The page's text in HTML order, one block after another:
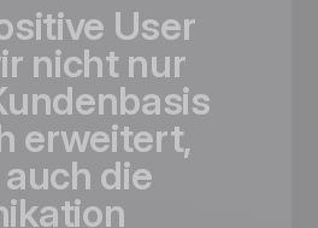
User
nicht nur
erweitert,
auch die